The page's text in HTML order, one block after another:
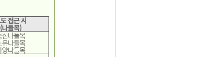
접근 시
(나들목)
섬나들목
유나들목
양나들목